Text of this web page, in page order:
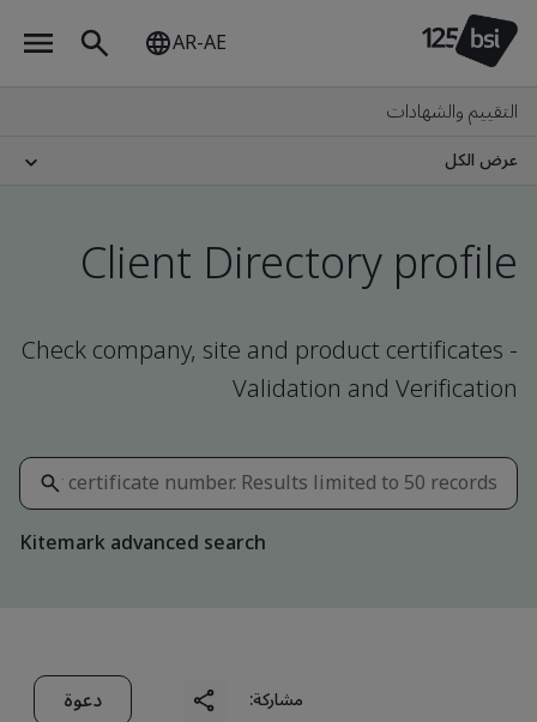
AR-AE
التقييم والشهادات
عرض الكل
Client Directory profile
Check company, site and product certificates -
Validation and Verification
Kitemark advanced search
مشاركة: دعوة